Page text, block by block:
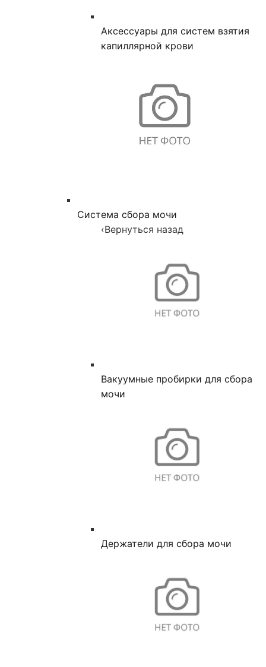
Аксессуары для систем взятия
капиллярной крови
Система сбора мочи
‹Вернуться назад
Вакуумные пробирки для сбора
мочи
Держатели для сбора мочи